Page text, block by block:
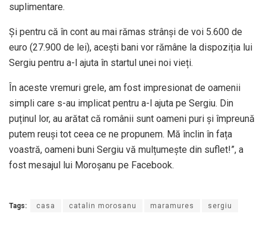
suplimentare.
Și pentru că în cont au mai rămas strânși de voi 5.600 de
euro (27.900 de lei), acești bani vor rămâne la dispoziția lui
Sergiu pentru a-l ajuta în startul unei noi vieți.
În aceste vremuri grele, am fost impresionat de oamenii
simpli care s-au implicat pentru a-l ajuta pe Sergiu. Din
puținul lor, au arătat că românii sunt oameni puri și împreună
putem reuși tot ceea ce ne propunem. Mă înclin în fața
voastră, oameni buni Sergiu vă mulțumește din suflet!”, a
fost mesajul lui Moroșanu pe Facebook.
Tags: casa catalin morosanu maramures sergiu